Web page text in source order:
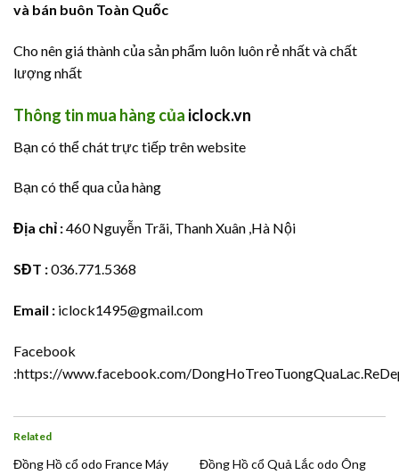
và bán buôn Toàn Quốc
Cho nên giá thành của sản phẩm luôn luôn rẻ nhất và chất
lượng nhất
Thông tin mua hàng của iclock.vn
Bạn có thể chát trực tiếp trên website
Bạn có thể qua của hàng
Địa chỉ :460 Nguyễn Trãi, Thanh Xuân ,Hà Nội
SĐT :036.771.5368
Email : iclock1495@gmail.com
Facebook
:https://www.facebook.com/
Related
Đồng Hồ cổ odo France Máy
Đồng Hồ cổ Quả Lắc odo Ông